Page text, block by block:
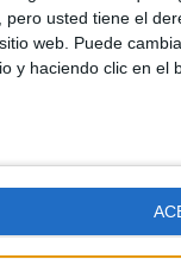
usted tiene el
web. Puede
y haciendo clic en el